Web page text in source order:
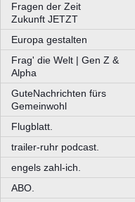
Fragen der Zeit
Zukunft JETZT
Europa gestalten
Frag' die Welt | Gen Z &
Alpha
GuteNachrichten fürs
Gemeinwohl
Flugblatt.
trailer-ruhr podcast.
engels zahl-ich.
ABO.